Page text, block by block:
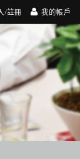
/註冊 我的帳戶